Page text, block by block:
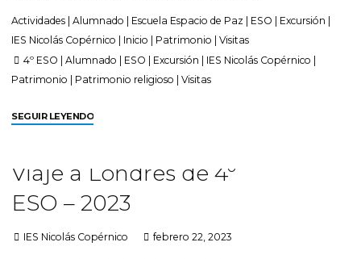
Actividades Alumnado Escuela Espacio de Paz ESO Excursión
IES Nicolás Copérnico
Inicio Patrimonio
Visitas
4º ESO |Alumnado ESO Excursión IES Nicolás Copérnico
Patrimonio
Patrimonio religioso |Visitas
SEGUIR LEYENDO
Viaje a Londres de 4º
ESO – 2023
IES Nicolás Copérnico febrero 22, 2023